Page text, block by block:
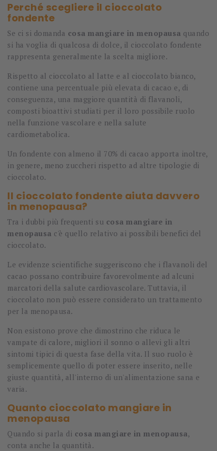
Perché scegliere il cioccolato
fondente
Se ci si domanda cosa mangiare in menopausa quando
si ha voglia di qualcosa di dolce, il cioccolato fondente
rappresenta generalmente la scelta migliore.
Rispetto al cioccolato al latte e al cioccolato bianco,
contiene una percentuale più elevata di cacao e, di
conseguenza, una maggiore quantità di flavanoli,
composti bioattivi studiati per il loro possibile ruolo
nella funzione vascolare e nella salute
cardiometabolica.
Un fondente con almeno il 70% di cacao apporta inoltre,
in genere, meno zuccheri rispetto ad altre tipologie di
cioccolato.
Il cioccolato fondente aiuta davvero
in menopausa?
Tra i dubbi più frequenti su cosa mangiare in
menopausa c'è quello relativo ai possibili benefici del
cioccolato.
Le evidenze scientifiche suggeriscono che i flavanoli del
cacao possano contribuire favorevolmente ad alcuni
marcatori della salute cardiovascolare. Tuttavia, il
cioccolato non può essere considerato un trattamento
per la menopausa.
Non esistono prove che dimostrino che riduca le
vampate di calore, migliori il sonno o allevi gli altri
sintomi tipici di questa fase della vita. Il suo ruolo è
semplicemente quello di poter essere inserito, nelle
giuste quantità, all'interno di un'alimentazione sana e
varia.
Quanto cioccolato mangiare in
menopausa
Quando si parla di cosa mangiare in menopausa,
conta anche la quantità.